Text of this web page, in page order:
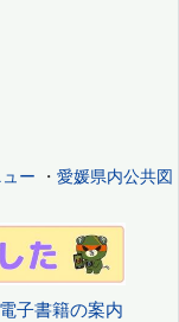
ー ・ 愛媛県内公共図
電子書籍の案内